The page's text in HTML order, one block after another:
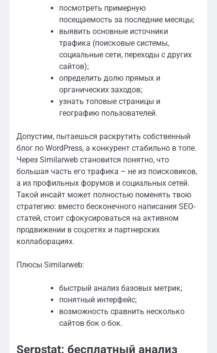
посмотреть примерную
посещаемость за последние месяцы;
выявить основные источники
трафика (поисковые системы,
социальные сети, переходы с других
сайтов);
определить долю прямых и
органических заходов;
узнать топовые страницы и
географию пользователей.
Допустим, пытаешься раскрутить собственный
блог по WordPress, а конкурент стабильно в топе.
Через Similarweb становится понятно, что
большая часть его трафика – не из поисковиков,
а из профильных форумов и социальных сетей.
Такой инсайт может полностью поменять твою
стратегию: вместо бесконечного написания SEO-
статей, стоит сфокусироваться на активном
продвижении в соцсетях и партнерских
коллаборациях.
Плюсы Similarweb:
быстрый анализ базовых метрик;
понятный интерфейс;
возможность сравнить несколько
сайтов бок о бок.
Serpstat: бесплатный анализ